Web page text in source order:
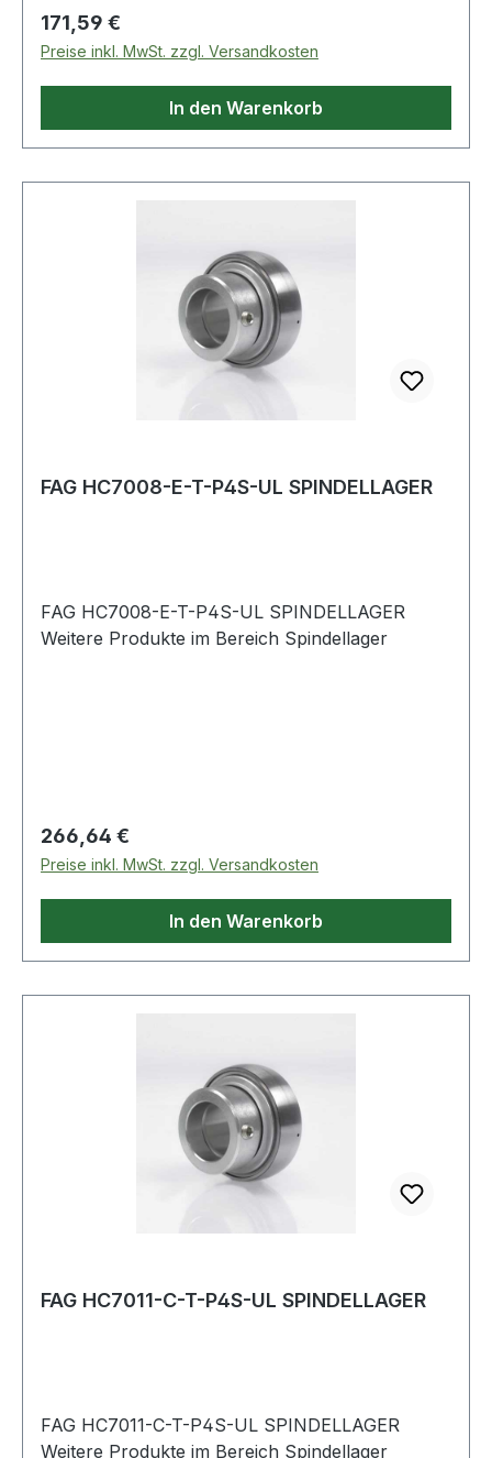
Regulärer Preis:
171,59 €
Preise inkl. MwSt. zzgl. Versandkosten
In den Warenkorb
FAG HC7008-E-T-P4S-UL SPINDELLAGER
FAG HC7008-E-T-P4S-UL SPINDELLAGER
Weitere Produkte im Bereich Spindellager
Regulärer Preis:
266,64 €
Preise inkl. MwSt. zzgl. Versandkosten
In den Warenkorb
FAG HC7011-C-T-P4S-UL SPINDELLAGER
FAG HC7011-C-T-P4S-UL SPINDELLAGER
Weitere Produkte im Bereich Spindellager